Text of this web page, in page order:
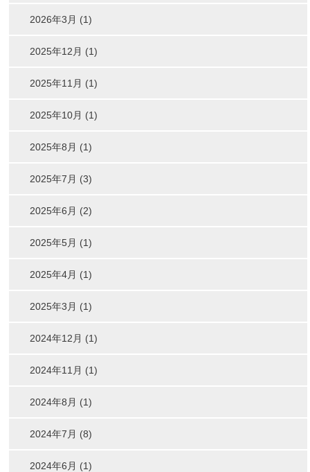
2026年3月 (1)
2025年12月 (1)
2025年11月 (1)
2025年10月 (1)
2025年8月 (1)
2025年7月 (3)
2025年6月 (2)
2025年5月 (1)
2025年4月 (1)
2025年3月 (1)
2024年12月 (1)
2024年11月 (1)
2024年8月 (1)
2024年7月 (8)
2024年6月 (1)